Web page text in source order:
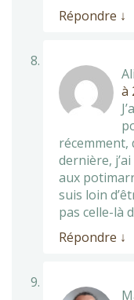
Répondre ↓
à
récemment,
dernière,
aux
suis loin
pas celle-là
Répondre ↓